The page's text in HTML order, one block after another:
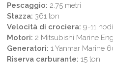
Pescaggio: 2.75 metri
Stazza: 361 ton
Velocità di crociera: 9-11 nodi
Motori: 2 Mitsubishi Marine
Generatori: 1 Yanmar Marine
Riserva carburante: 15 ton